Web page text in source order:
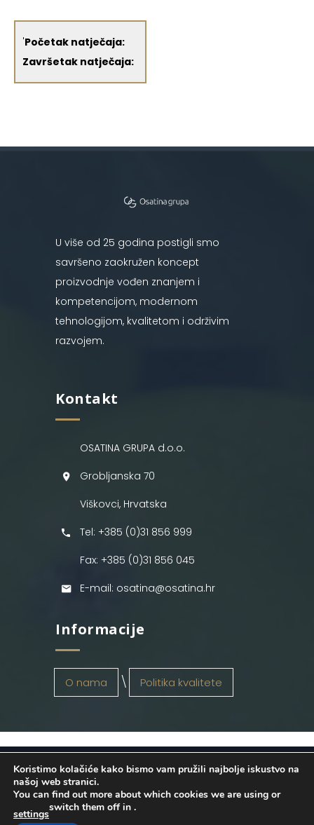
'Početak natječaja:
Završetak natječaja:
U više od 25 godina postigli smo
savršeno zaokružen koncept
proizvodnje vođen znanjem i
kompetencijom, modernom
tehnologijom, kvalitetom i održivim
razvojem.
Kontakt
OSATINA GRUPA d.o.o.
Grobljanska 70
Viškovci, Hrvatska
Tel: +385 (0)31 856 999
Fax: +385 (0)31 856 045
E-mail: osatina@osatina.hr
Informacije
O nama Politika kvalitete
OSATINA GRUPA d.o.o. 2026
. Configured
byINFOS Osijek. Sva prava pridržana.
Koristimo kolačiće kako bismo vam pružili najbolje iskustvo na
našoj web stranici.
You can find out more about which cookies we are using or
switch them off in
settings
.